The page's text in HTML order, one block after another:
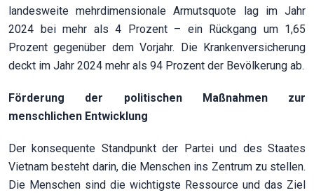
landesweite mehrdimensionale Armutsquote lag im Jahr
2024 bei mehr als 4 Prozent – ein Rückgang um 1,65
Prozent gegenüber dem Vorjahr. Die Krankenversicherung
deckt im Jahr 2024 mehr als 94 Prozent der Bevölkerung ab.
Förderung der politischen Maßnahmen zur
menschlichen Entwicklung
Der konsequente Standpunkt der Partei und des Staates
Vietnam besteht darin, die Menschen ins Zentrum zu stellen.
Die Menschen sind die wichtigste Ressource und das Ziel